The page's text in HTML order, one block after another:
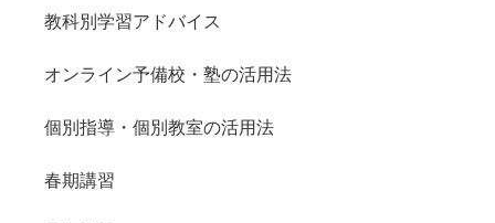
教科別学習アドバイス
オンライン予備校・塾の活用法
個別指導・個別教室の活用法
春期講習